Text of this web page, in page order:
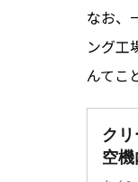
なお、
ング工
んてこ
ク
空